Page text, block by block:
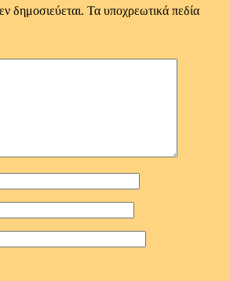
δημοσιεύεται. Τα υποχρεωτικά πεδία